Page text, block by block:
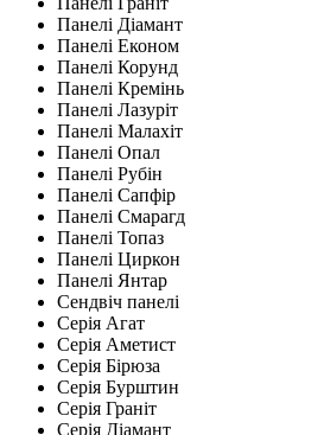
Панелі Діамант
Панелі Економ
Панелі Корунд
Панелі Кремінь
Панелі Лазуріт
Панелі Малахіт
Панелі Опал
Панелі Рубін
Панелі Сапфір
Панелі Смарагд
Панелі Топаз
Панелі Циркон
Панелі Янтар
Сендвіч панелі
Серія Агат
Серія Аметист
Серія Бірюза
Серія Бурштин
Серія Граніт
Серія Діамант